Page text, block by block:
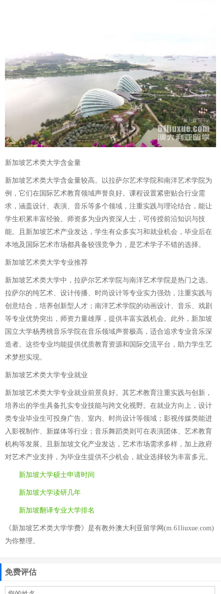
新加坡艺术类大学含金量
新加坡艺术类大学含金量较高。以拉萨尔艺术学院和南洋艺术学院为
例，它们在国际艺术教育领域声誉良好。课程设置紧密贴合行业需
求，涵盖设计、表演、音乐等多个领域，注重实践与理论结合，能让
学生积累丰富经验。师资多为业内资深人士，可传授前沿知识与技
能。且新加坡艺术产业发达，学生有众多实习和就业机会，毕业后在
本地及国际艺术市场都具备较强竞争力，是艺术学子不错的选择。
新加坡艺术类大学专业推荐
新加坡艺术类大学中，拉萨尔艺术学院与南洋艺术学院是热门之选。
拉萨尔的纯艺术、设计传播、时尚设计等专业实力强劲，注重实践与
创意结合，培养创新型人才；南洋艺术学院的动画设计、音乐、戏剧
等专业优势突出，师资力量雄厚，提供丰富实践机会。此外，新加坡
国立大学杨秀桃音乐学院在音乐领域声誉极高，适合追求专业音乐深
造者。这些专业均能提供优质教育资源和国际交流平台，助力学生艺
术梦想实现。
新加坡艺术类大学专业就业
新加坡艺术类大学专业就业前景良好。其艺术教育注重实践与创新，
培养出的学生具备扎实专业技能与跨文化视野。在就业方向上，设计
类专业毕业生可投身广告、室内、时尚设计等领域；影视传媒类能进
入影视制作、新媒体等行业；音乐舞蹈类则可在表演团体、艺术教育
机构等发展。且新加坡文化产业发达，艺术市场需求多样，加上政府
对艺术产业支持，为毕业生提供不少机会，就业选择较为丰富多元。
新加坡大学硕士申请时间
新加坡大学读研几年
新加坡翻译专业大学排名
《新加坡艺术类大学学费》是有教外澳大利亚留学网(m.61liuxue.com)
为你整理。
免费评估